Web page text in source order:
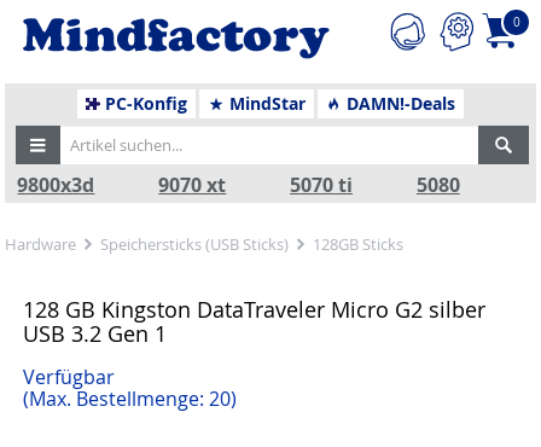
0
PC-Konfig MindStar DAMN!-Deals
9800x3d 9070 xt 5070 ti 5080
Hardware Speichersticks (USB Sticks) 128GB Sticks
128 GB Kingston DataTraveler Micro G2 silber
USB 3.2 Gen 1
Verfügbar
(Max. Bestellmenge: 20)